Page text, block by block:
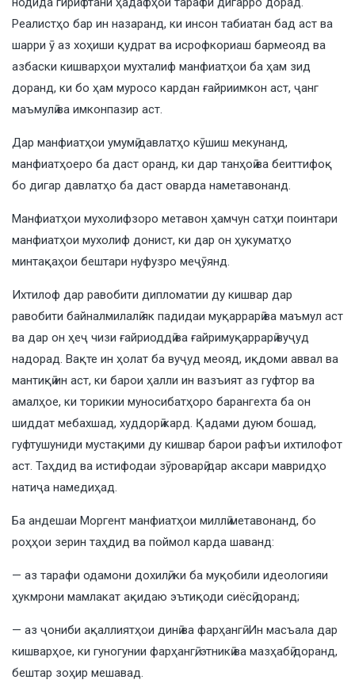
Реалистҳо бар ин назаранд, ки инсон табиатан бад аст ва
шарри ӯ аз хоҳиши қудрат ва исрофкориаш бармеояд ва
азбаски кишварҳои мухталиф манфиатҳои ба ҳам зид
доранд, ки бо ҳам муросо кардан ғайриимкон аст, ҷанг
маъмулӣ ва имконпазир аст.
Дар манфиатҳои умумӣ давлатҳо кӯшиш мекунанд,
манфиатҳоеро ба даст оранд, ки дар танҳоӣ ва беиттифоқ
бо дигар давлатҳо ба даст оварда наметавонанд.
Манфиатҳои мухолифзоро метавон ҳамчун сатҳи поинтари
манфиатҳои мухолиф донист, ки дар он ҳукуматҳо
минтақаҳои бештари нуфузро меҷӯянд.
Ихтилоф дар равобити дипломатии ду кишвар дар
равобити байналмилалӣ як падидаи муқаррарӣ ва маъмул аст
ва дар он ҳеҷ чизи ғайриоддӣ ва ғайримуқаррарӣ вуҷуд
надорад. Вақте ин ҳолат ба вуҷуд меояд, иқдоми аввал ва
мантиқӣ ин аст, ки барои ҳалли ин вазъият аз гуфтор ва
амалҳое, ки торикии муносибатҳоро барангехта ба он
шиддат мебахшад, худдорӣ кард. Қадами дуюм бошад,
гуфтушуниди мустақими ду кишвар барои рафъи ихтилофот
аст. Таҳдид ва истифодаи зӯроварӣ дар аксари мавридҳо
натиҷа намедиҳад.
Ба андешаи Моргент манфиатҳои миллӣ метавонанд, бо
роҳҳои зерин таҳдид ва поймол карда шаванд:
— аз тарафи одамони дохилӣ, ки ба муқобили идеологияи
ҳукмрони мамлакат ақидаю эътиқоди сиёсӣ доранд;
— аз ҷониби ақаллиятҳои динӣ ва фарҳангӣ. Ин масъала дар
кишварҳое, ки гуногунии фарҳангӣ, этникӣ ва мазҳабӣ доранд,
бештар зоҳир мешавад.